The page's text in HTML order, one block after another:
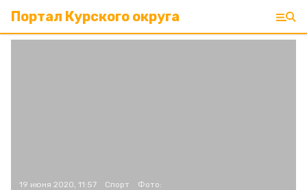
Портал Курского округа
19 июня 2020, 11:57 Спорт Фото: